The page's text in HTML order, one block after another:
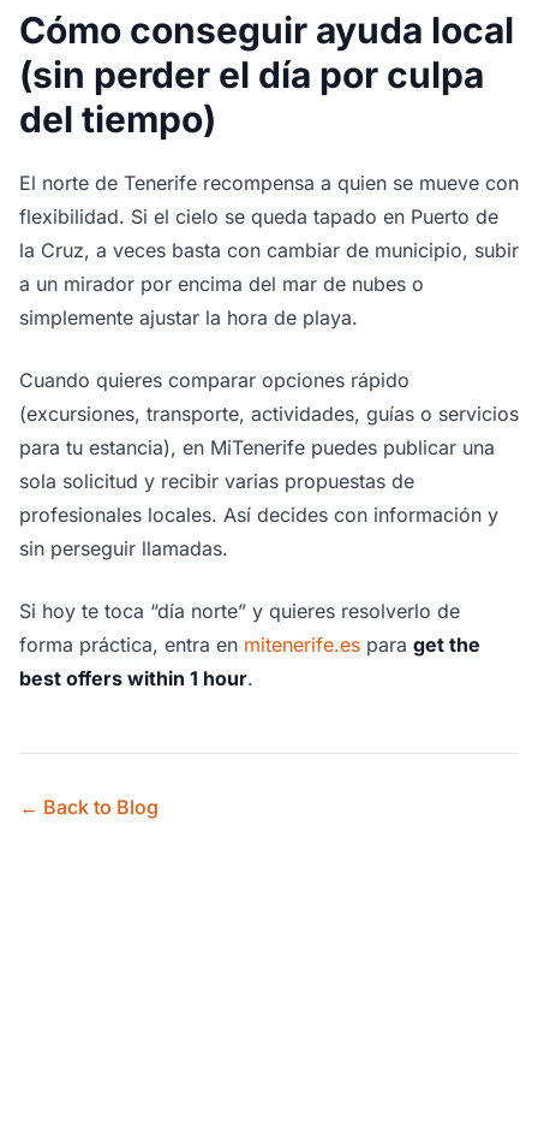
Cómo conseguir ayuda local
(sin perder el día por culpa
del tiempo)
El norte de Tenerife recompensa a quien se mueve con
flexibilidad. Si el cielo se queda tapado en Puerto de
la Cruz, a veces basta con cambiar de municipio, subir
a un mirador por encima del mar de nubes o
simplemente ajustar la hora de playa.
Cuando quieres comparar opciones rápido
(excursiones, transporte, actividades, guías o servicios
para tu estancia), en MiTenerife puedes publicar una
sola solicitud y recibir varias propuestas de
profesionales locales. Así decides con información y
sin perseguir llamadas.
Si hoy te toca “día norte” y quieres resolverlo de
forma práctica, entra en mitenerife.es para get the
best offers within 1 hour.
← Back to Blog